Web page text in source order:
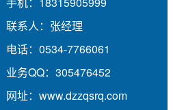
联系人： 张经理
电话： 0534-7766061
业务QQ： 305476452
网址： www.dzzqsrq.com